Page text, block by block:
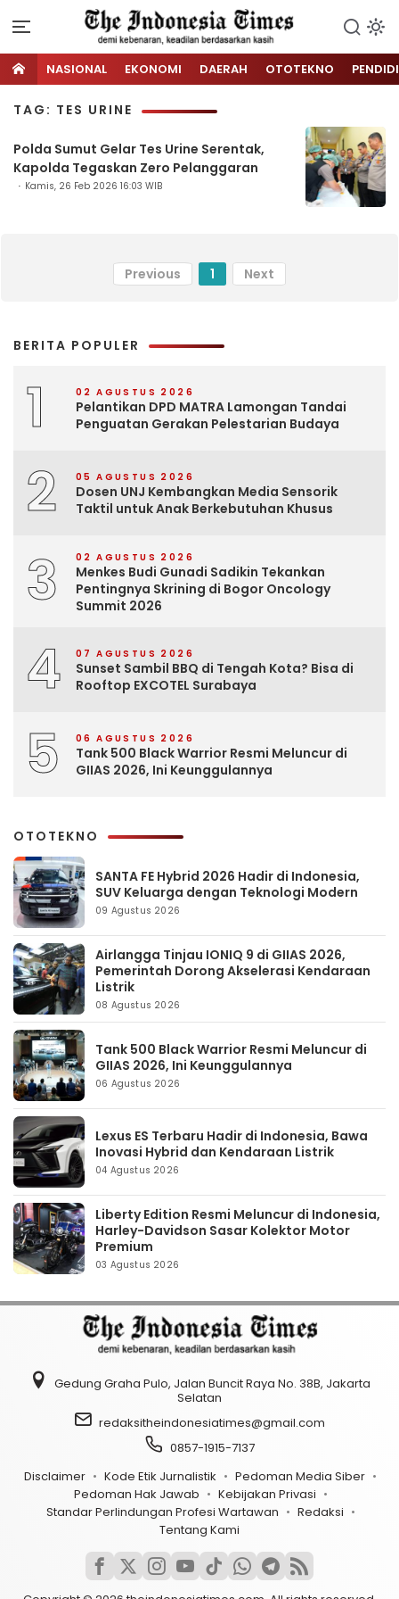
NASIONAL EKONOMI DAERAH OTOTEKNO
TAG: TES URINE
Polda Sumut Gelar Tes Urine Serentak,
Kapolda Tegaskan Zero Pelanggaran
Kamis, 26 Feb 2026 16:03 WIB
Previous 1 Next
BERITA POPULER
1 02 AGUSTUS 2026
Pelantikan DPD MATRA Lamongan Tandai
Penguatan Gerakan Pelestarian Budaya
2 05 AGUSTUS 2026
Dosen UNJ Kembangkan Media Sensorik
Taktil untuk Anak Berkebutuhan Khusus
3 02 AGUSTUS 2026
Menkes Budi Gunadi Sadikin Tekankan
Pentingnya Skrining di Bogor Oncology
Summit 2026
4 07 AGUSTUS 2026
Sunset Sambil BBQ di Tengah Kota? Bisa di
Rooftop EXCOTEL Surabaya
5 06 AGUSTUS 2026
Tank 500 Black Warrior Resmi Meluncur di
GIIAS 2026, Ini Keunggulannya
OTOTEKNO
SANTA FE Hybrid 2026 Hadir di Indonesia,
SUV Keluarga dengan Teknologi Modern
09 Agustus 2026
Airlangga Tinjau IONIQ 9 di GIIAS 2026,
Pemerintah Dorong Akselerasi Kendaraan
Listrik
08 Agustus 2026
Tank 500 Black Warrior Resmi Meluncur di
GIIAS 2026, Ini Keunggulannya
06 Agustus 2026
Lexus ES Terbaru Hadir di Indonesia, Bawa
Inovasi Hybrid dan Kendaraan Listrik
04 Agustus 2026
Liberty Edition Resmi Meluncur di Indonesia,
Harley-Davidson Sasar Kolektor Motor
Premium
03 Agustus 2026
Gedung Graha Pulo, Jalan Buncit Raya No. 38B, Jakarta
Selatan
redaksitheindonesiatimes@gmail.com
0857-1915-7137
Disclaimer
Kode Etik Jurnalistik
Pedoman Media Siber
Pedoman Hak Jawab
Kebijakan Privasi
Standar Perlindungan Profesi Wartawan
Redaksi
Tentang Kami